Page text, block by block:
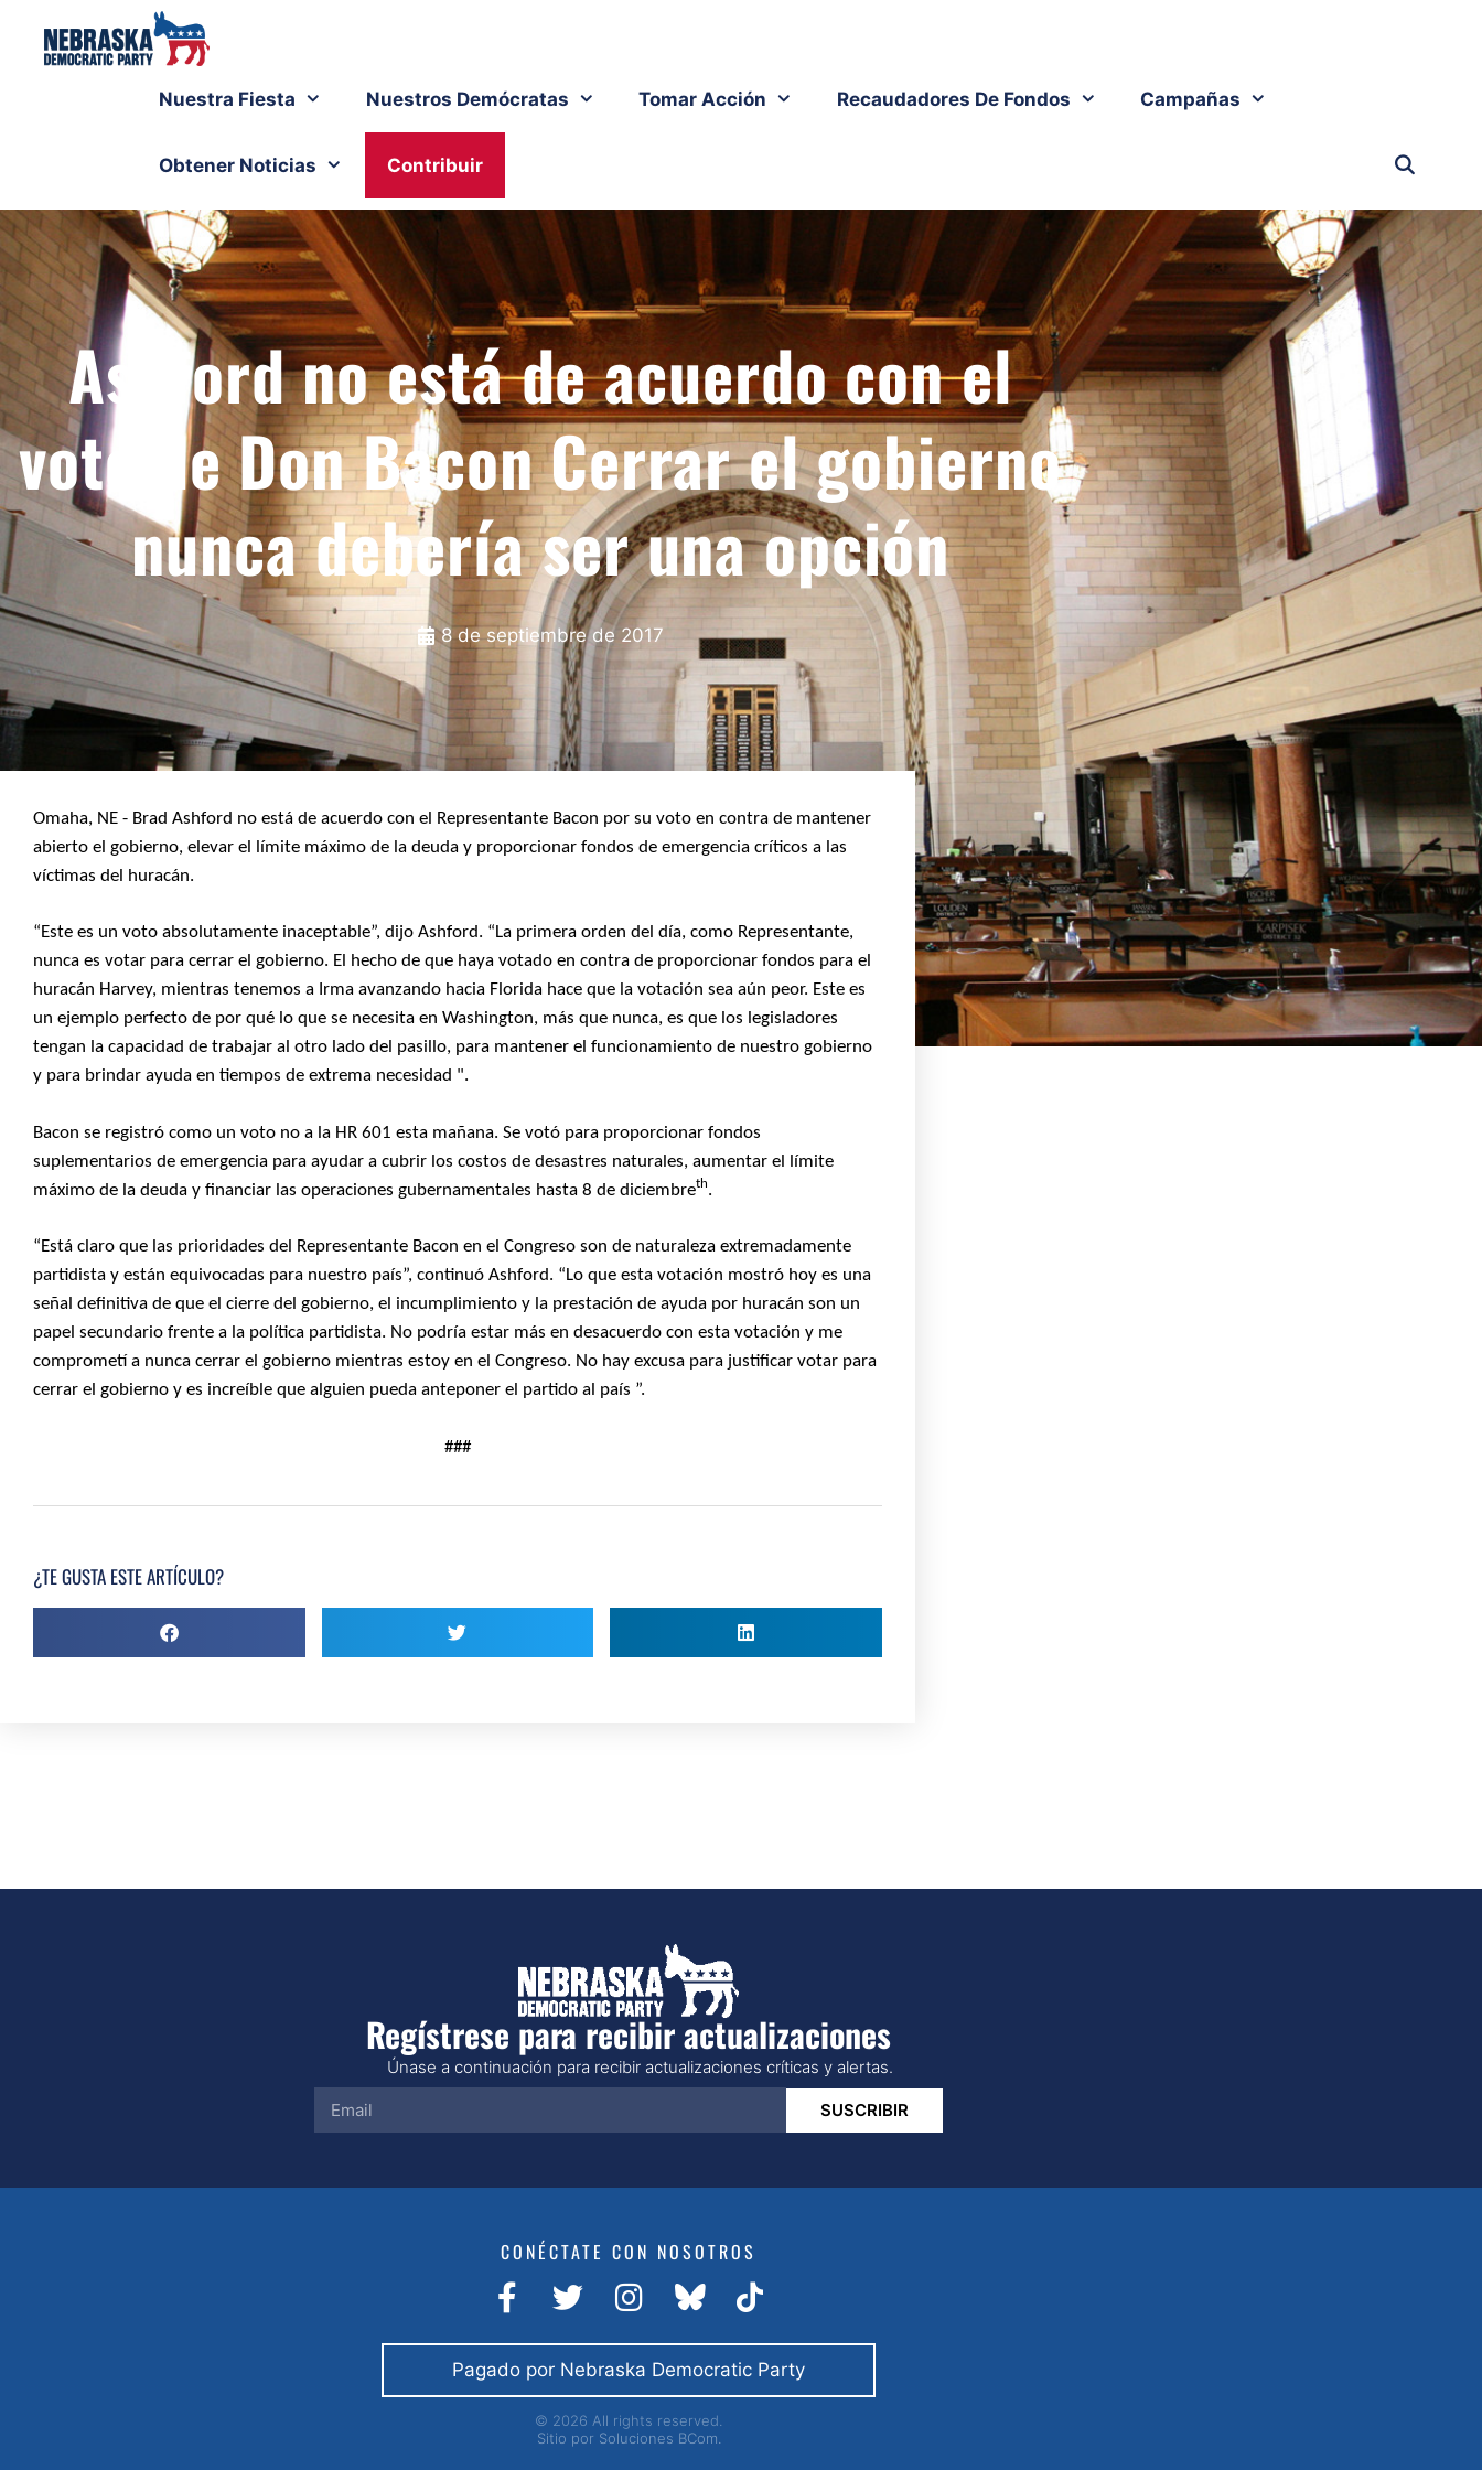
Nuestra Fiesta Nuestros Demócratas Tomar Acción Recaudadores De Fondos Campañas
Obtener Noticias Contribuir
Ashford no está de acuerdo con el
voto de Don Bacon Cerrar el gobierno
nunca debería ser una opción
8 de septiembre de 2017
Omaha, NE - Brad Ashford no está de acuerdo con el Representante Bacon por su voto en contra de mantener
abierto el gobierno, elevar el límite máximo de la deuda y proporcionar fondos de emergencia críticos a las
víctimas del huracán.
“Este es un voto absolutamente inaceptable”, dijo Ashford. “La primera orden del día, como Representante,
nunca es votar para cerrar el gobierno. El hecho de que haya votado en contra de proporcionar fondos para el
huracán Harvey, mientras tenemos a Irma avanzando hacia Florida hace que la votación sea aún peor. Este es
un ejemplo perfecto de por qué lo que se necesita en Washington, más que nunca, es que los legisladores
tengan la capacidad de trabajar al otro lado del pasillo, para mantener el funcionamiento de nuestro gobierno
y para brindar ayuda en tiempos de extrema necesidad ".
Bacon se registró como un voto no a la HR 601 esta mañana. Se votó para proporcionar fondos
suplementarios de emergencia para ayudar a cubrir los costos de desastres naturales, aumentar el límite
máximo de la deuda y financiar las operaciones gubernamentales hasta 8 de diciembreth.
“Está claro que las prioridades del Representante Bacon en el Congreso son de naturaleza extremadamente
partidista y están equivocadas para nuestro país”, continuó Ashford. “Lo que esta votación mostró hoy es una
señal definitiva de que el cierre del gobierno, el incumplimiento y la prestación de ayuda por huracán son un
papel secundario frente a la política partidista. No podría estar más en desacuerdo con esta votación y me
comprometí a nunca cerrar el gobierno mientras estoy en el Congreso. No hay excusa para justificar votar para
cerrar el gobierno y es increíble que alguien pueda anteponer el partido al país ”.
###
¿TE GUSTA ESTE ARTÍCULO?
Regístrese para recibir actualizaciones
Únase a continuación para recibir actualizaciones críticas y alertas.
SUSCRIBIR
CONÉCTATE CON NOSOTROS
Pagado por Nebraska Democratic Party
© 2026 All rights reserved.
Sitio por Soluciones BCom.